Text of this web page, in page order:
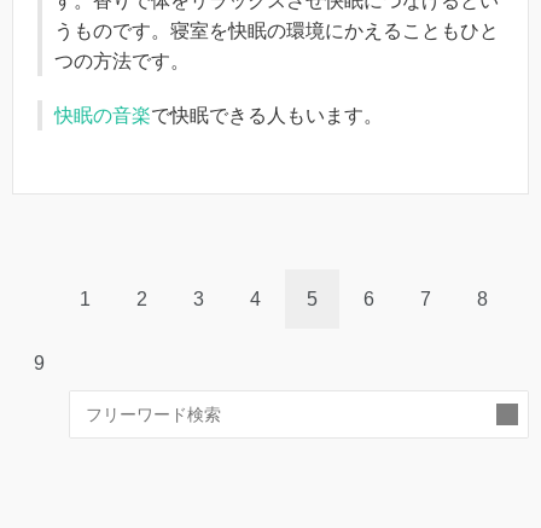
うものです。寝室を快眠の環境にかえることもひと
つの方法です。
快眠の音楽で快眠できる人もいます。
1 2 3 4 5 6 7 8
9